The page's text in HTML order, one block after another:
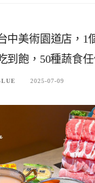
中美術園道店，1
到飽，50種蔬食
2025-07-09